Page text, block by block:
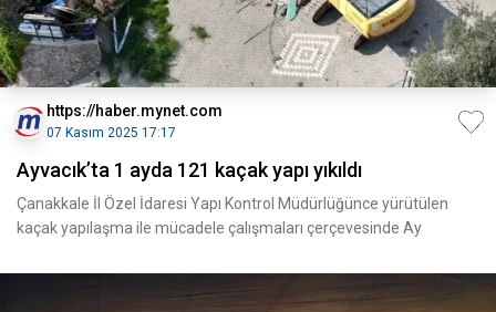
https://haber.mynet.com
07 Kasım 2025 17:17
Ayvacık’ta 1 ayda 121 kaçak yapı yıkıldı
Çanakkale İl Özel İdaresi Yapı Kontrol Müdürlüğünce yürütülen
kaçak yapılaşma ile mücadele çalışmaları çerçevesinde Ay